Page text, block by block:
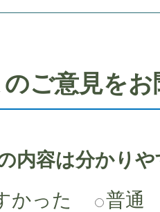
ご意見を
内容は分かり
かった
普通